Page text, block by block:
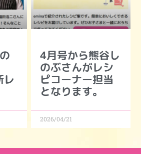
レ
4月号から熊谷し
のぶさんがレシ
ピコーナー担当
となります。
2026/04/21